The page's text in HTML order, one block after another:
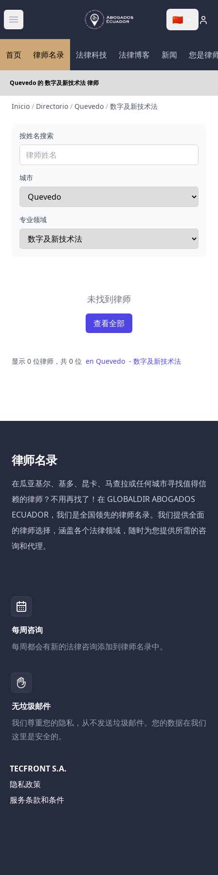
Abrir menú 🇨🇳
首页 律师名录 法律科技 法律博客 新闻 您是律
Quevedo 的 数字及新技术法 律师
Inicio / Directorio / Quevedo / 数字及新技术法
按姓名搜索
城市
专业领域
未找到律师
查看全部
显示 0 位律师，共 0 位 en Quevedo - 数字及新技术法
律师名录
在瓜亚基尔、基多、昆卡、马查拉或任何城市寻找值得信
赖的律师？不用再找了！在 GLOBALDIR ABOGADOS
ECUADOR，我们是全国领先的律师名录。我们提供全面
的律师选择，涵盖各个法律领域，随时为您提供所需的咨
询和代理。
每周咨询
每周都会有新的法律咨询添加到律师名录中。
无垃圾邮件
我们尊重您的隐私，从不发送垃圾邮件。您的数据在我们
这里是安全的。
TECFRONT S.A.
隐私政策
服务条款和条件